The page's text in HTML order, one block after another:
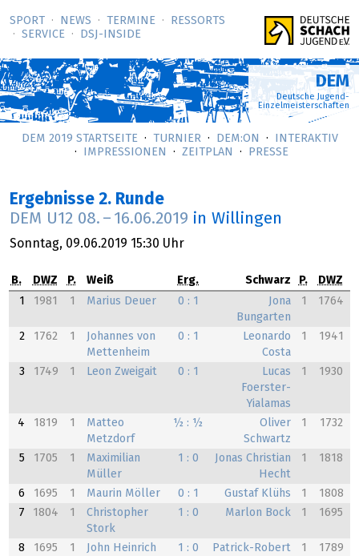
SPORT NEWS TERMINE
RESSORTS
SERVICE
DSJ-­INSIDE
DEM
Deutsche Jugend-
Einzelmeisterschaften
DEM 2019 STARTSEITE TURNIER DEM:ON
INTERAKTIV
IMPRESSIONEN
ZEITPLAN PRESSE
Ergebnisse 2. Runde
DEM U12 08. – 16.06.2019 in Willingen
Sonntag, 09.06.2019 15:30 Uhr
B. DWZ P. Weiß Erg. Schwarz P.
DWZ
1
1981 1 Marius Deuer 0 : 1
Jona
Bungarten
1 1764
2 1762 1
Johannes von
Mettenheim
0 : 1
Leonardo
Costa
1 1941
3 1749 1 Leon Zweigait 0 : 1
Lucas
Foerster-
Yialamas
1 1930
4 1819 1
Matteo
Metzdorf
½ : ½
Oliver
Schwartz
1 1732
5 1705 1
Maximilian
Müller
1 : 0
Jonas Christian
Hecht
1 1818
6 1695 1 Maurin Möller 0 : 1 Gustaf Klühs 1
1808
7
1804 1
Christopher
Stork
1 : 0 Marlon Bock 1 1695
8 1695 1 John Heinrich 1 : 0
Patrick-Robert
1 1789